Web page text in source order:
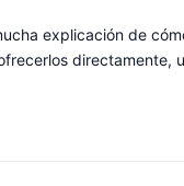
explicación de
directamente,